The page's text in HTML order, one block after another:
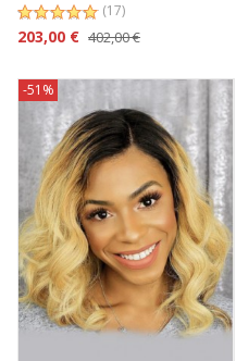
(17)
402,00 €
203,00 €
-51%